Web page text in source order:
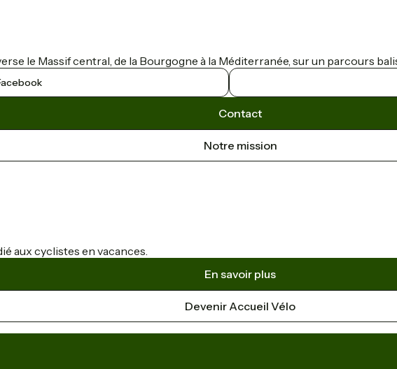
le Massif central, de la Bourgogne à la Méditerranée, sur un parcours
Contact
Notre mission
aux cyclistes en vacances.
En savoir plus
Devenir Accueil Vélo